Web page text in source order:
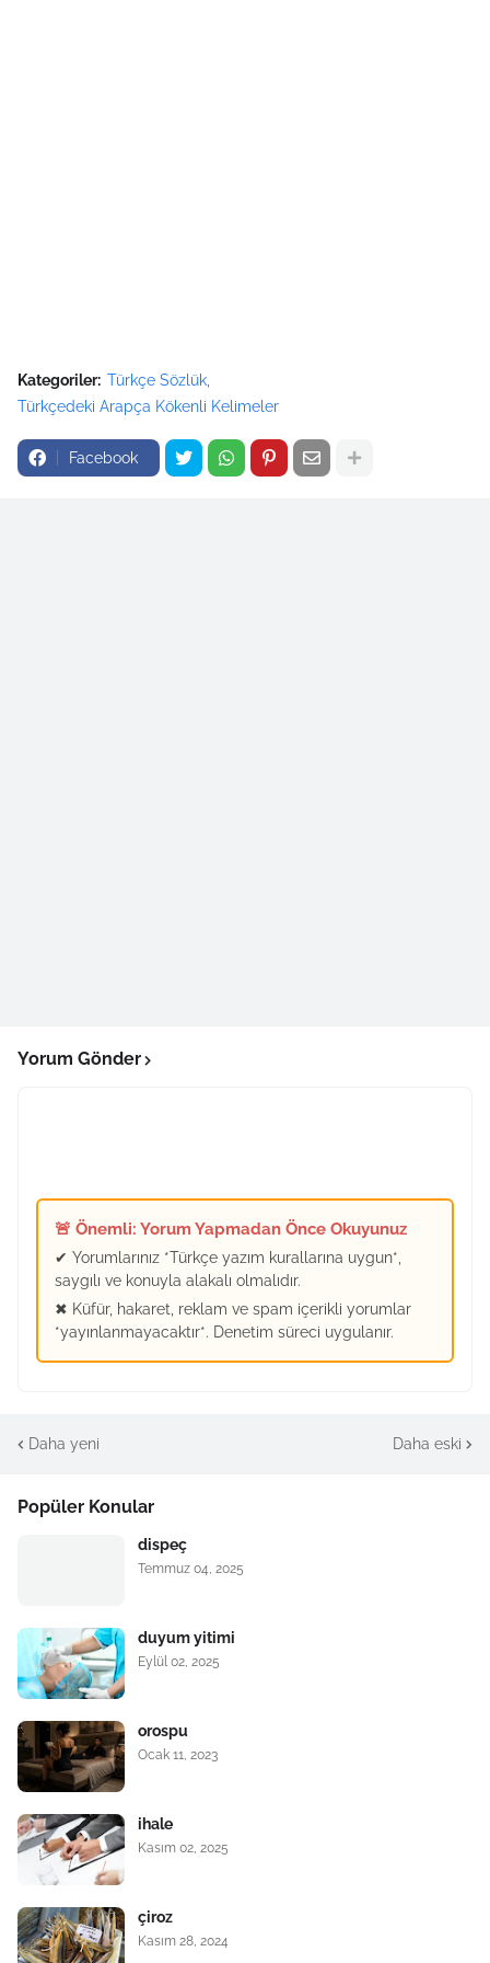
Kategoriler: Türkçe Sözlük
Türkçedeki Arapça Kökenli Kelimeler
Facebook
Yorum Gönder
🚨 Önemli: Yorum Yapmadan Önce Okuyunuz
✔ Yorumlarınız *Türkçe yazım kurallarına uygun*,
saygılı ve konuyla alakalı olmalıdır.
✖ Küfür, hakaret, reklam ve spam içerikli yorumlar
*yayınlanmayacaktır*. Denetim süreci uygulanır.
Daha yeni Daha eski
Popüler Konular
dispeç
Temmuz 04, 2025
duyum yitimi
Eylül 02, 2025
orospu
Ocak 11, 2023
ihale
Kasım 02, 2025
çiroz
Kasım 28, 2024